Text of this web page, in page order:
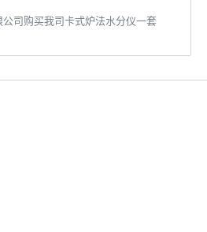
司购买我司卡式炉法水分仪一套